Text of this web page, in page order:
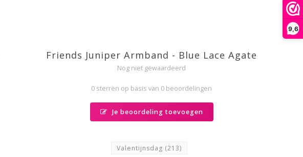
9,6
Friends Juniper Armband - Blue Lace Agate
Nog niet gewaardeerd
0 sterren op basis van 0 beoordelingen
Je beoordeling toevoegen
Valentijnsdag (213)